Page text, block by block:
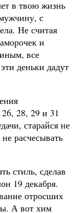
в твою жизнь
с
Не считая
и
все
деньки дадут
28, 29 и 31
старайся не
расчесывать
стиль, сделав
19 декабря.
отросших
А вот хим